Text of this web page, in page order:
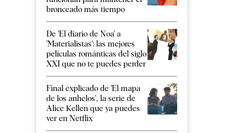
bronceado más tiempo
De 'El diario de Noa' a
'Materialistas': las mejores
películas románticas del siglo
XXI que no te puedes perder
Final explicado de 'El mapa
de los anhelos', la serie de
Alice Kellen que ya puedes
ver en Netflix